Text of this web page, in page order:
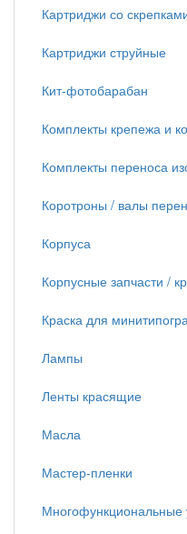
Картриджи со
Картриджи струйные
Кит-фотобарабан
Комплекты крепежа и
Комплекты переноса
Коротроны / валы
Корпуса
Корпусные запчасти /
Краска для
Лампы
Ленты красящие
Масла
Мастер-пленки
Многофункциональные